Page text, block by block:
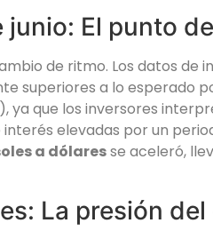
junio: El punto
de ritmo. Los datos de
superiores a lo esperado
ya que los inversores
elevadas por un
a dólaresse aceleró,
La presión